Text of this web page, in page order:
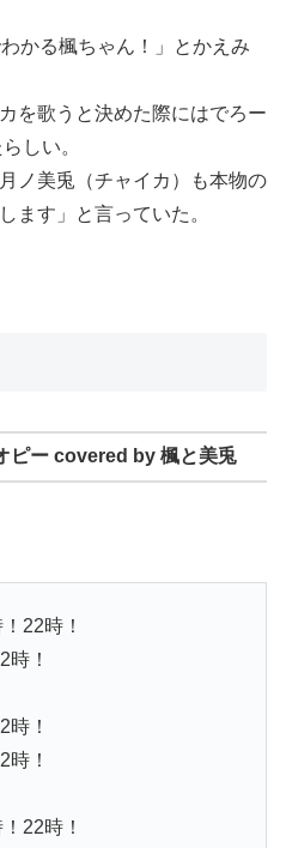
かる楓ちゃん！」とかえみ
を歌うと決めた際にはでろー
しい。
ノ美兎（チャイカ）も本物の
ます」と言っていた。
ピー covered by 楓と美兎
22時！
時！
時！
時！
22時！